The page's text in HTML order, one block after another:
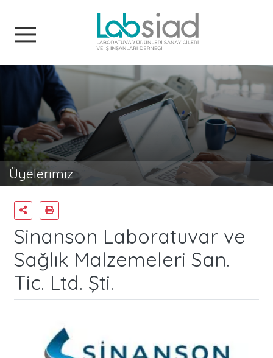
Üyelerimiz
Sinanson Laboratuvar ve
Sağlık Malzemeleri San.
Tic. Ltd. Şti.